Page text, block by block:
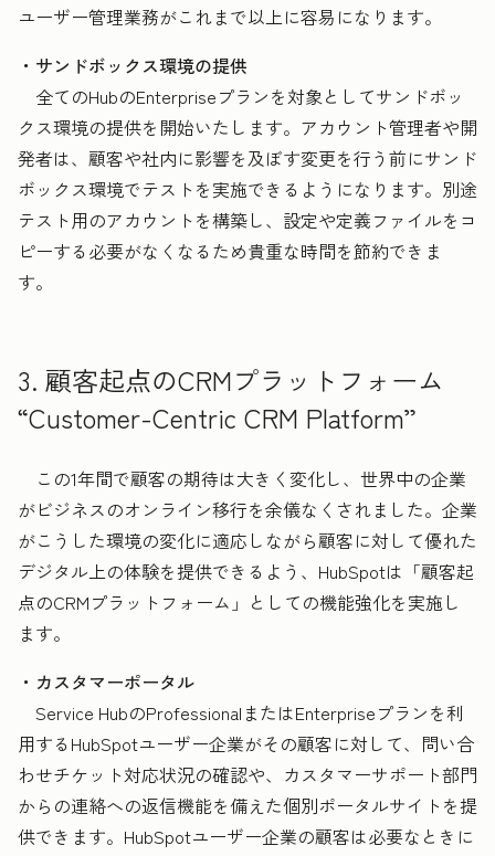
ユーザー管理業務がこれまで以上に容易になります。
・サンドボックス環境の提供
全てのHubのEnterpriseプランを対象としてサンドボッ
クス環境の提供を開始いたします。アカウント管理者や開
発者は、顧客や社内に影響を及ぼす変更を行う前にサンド
ボックス環境でテストを実施できるようになります。別途
テスト用のアカウントを構築し、設定や定義ファイルをコ
ピーする必要がなくなるため貴重な時間を節約できま
す。
3. 顧客起点のCRMプラットフォーム
“Customer-Centric CRM Platform”
この1年間で顧客の期待は大きく変化し、世界中の企業
がビジネスのオンライン移行を余儀なくされました。企業
がこうした環境の変化に適応しながら顧客に対して優れた
デジタル上の体験を提供できるよう、HubSpotは「顧客起
点のCRMプラットフォーム」としての機能強化を実施し
ます。
・カスタマーポータル
Service HubのProfessionalまたはEnterpriseプランを利
用するHubSpotユーザー企業がその顧客に対して、問い合
わせチケット対応状況の確認や、カスタマーサポート部門
からの連絡への返信機能を備えた個別ポータルサイトを提
供できます。HubSpotユーザー企業の顧客は必要なときに